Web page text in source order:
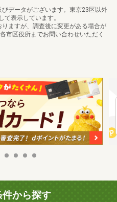
データがございます。東京23区以外
表示しています。
ますが、調査後に変更がある場合が
市区役所までお問い合わせいただく
から探す